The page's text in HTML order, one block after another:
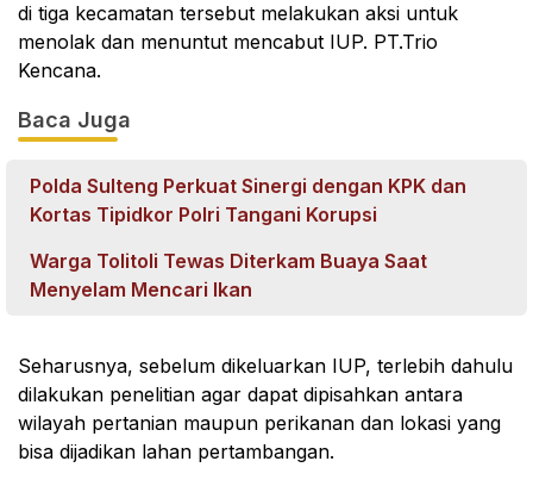
di tiga kecamatan tersebut melakukan aksi untuk
menolak dan menuntut mencabut IUP. PT.Trio
Kencana.
Baca Juga
Polda Sulteng Perkuat Sinergi dengan KPK dan
Kortas Tipidkor Polri Tangani Korupsi
Warga Tolitoli Tewas Diterkam Buaya Saat
Menyelam Mencari Ikan
Seharusnya, sebelum dikeluarkan IUP, terlebih dahulu
dilakukan penelitian agar dapat dipisahkan antara
wilayah pertanian maupun perikanan dan lokasi yang
bisa dijadikan lahan pertambangan.